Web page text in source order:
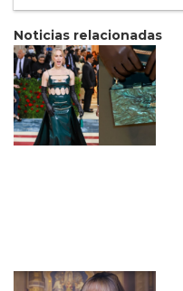
Noticias relacionadas